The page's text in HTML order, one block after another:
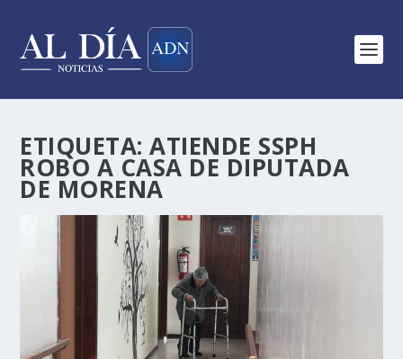
ETIQUETA:ATIENDE SSPH
ROBO A CASA DE DIPUTADA
DE MORENA